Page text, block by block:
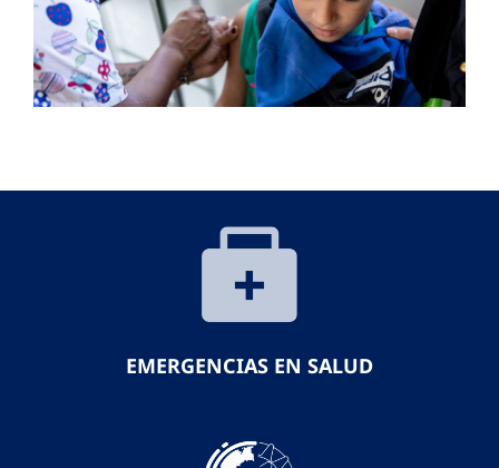
EMERGENCIAS EN SALUD